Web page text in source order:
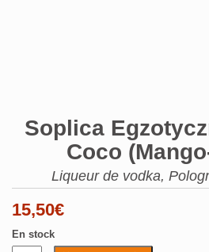
Soplica
Coco
Liqueur de vodka,
15,50€
En stock